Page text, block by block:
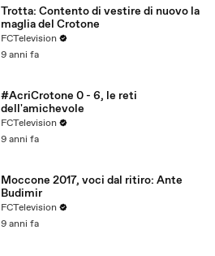
Trotta: Contento di vestire di nuovo la
maglia del Crotone
FCTelevision
9 anni fa
#AcriCrotone 0 - 6, le reti
dell'amichevole
FCTelevision
9 anni fa
Moccone 2017, voci dal ritiro: Ante
Budimir
FCTelevision
9 anni fa